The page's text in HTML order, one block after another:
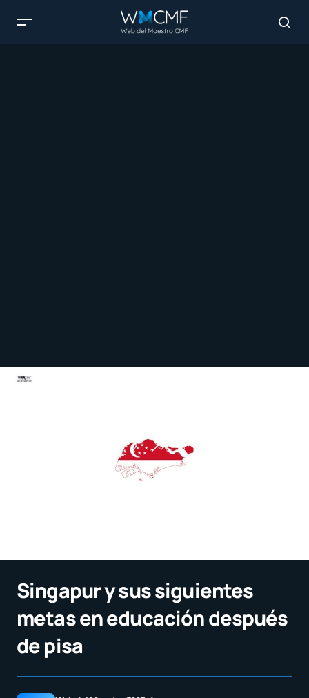
Singapur y sus siguientes
metas en educación después
de pisa